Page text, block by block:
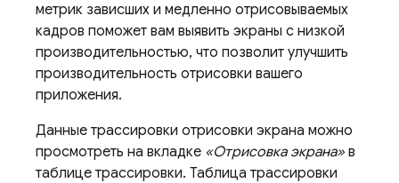
метрик зависших и медленно отрисовываемых
кадров поможет вам выявить экраны с низкой
производительностью, что позволит улучшить
производительность отрисовки вашего
приложения.
Данные трассировки отрисовки экрана можно
просмотреть на вкладке «Отрисовка экрана» в
таблице трассировки. Таблица трассировки